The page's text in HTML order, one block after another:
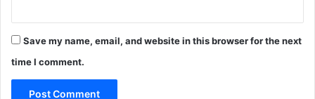
Save my name, email, and website in this browser for the next
time I comment.